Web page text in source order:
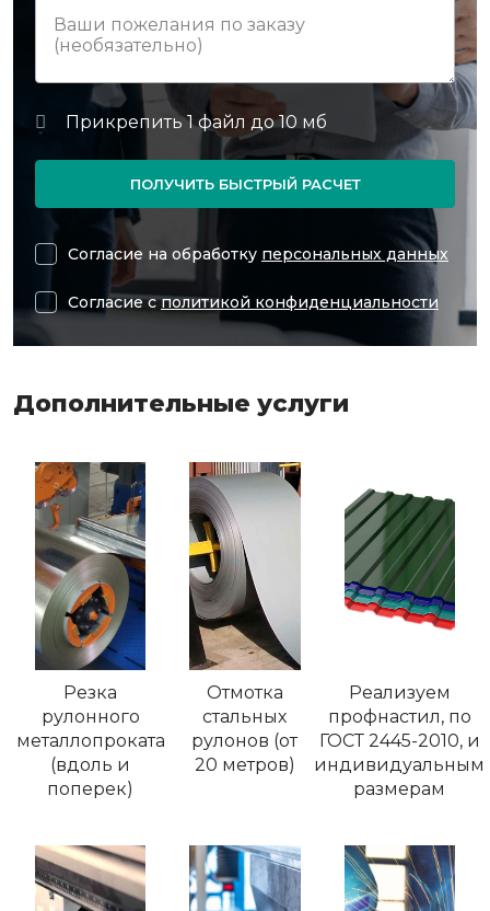
ПОЛУЧИТЬ БЫСТРЫЙ РАСЧЕТ
Согласие на обработку персональных данных
Согласие сполитикой конфиденциальности
Дополнительные услуги
Резка
рулонного
металлопроката
(вдоль и
поперек)
Отмотка
стальных
рулонов (от
20 метров)
Реализуем
профнастил, по
ГОСТ 2445-2010, и
индивидуальным
размерам